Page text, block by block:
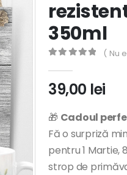
350ml
( Nu
39,00 lei
🎁 Cadoul
Fă o surpriză
pentru 1 Martie,
strop de